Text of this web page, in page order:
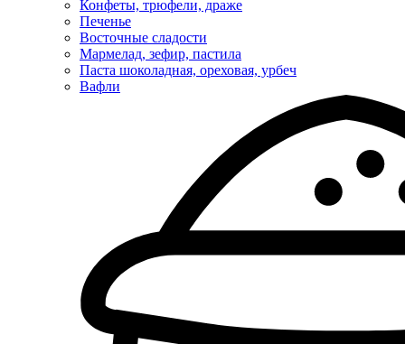
Конфеты, трюфели, драже
Печенье
Восточные сладости
Мармелад, зефир, пастила
Паста шоколадная, ореховая, урбеч
Вафли